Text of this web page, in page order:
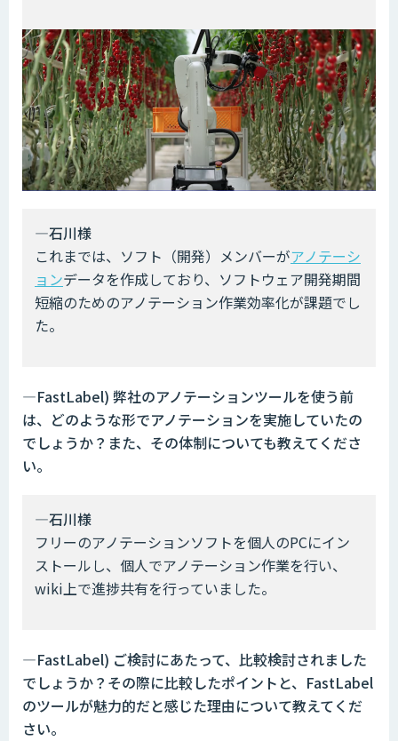
―石川様
これまでは、ソフト（開発）メンバーがアノテーシ
ョンデータを作成しており、ソフトウェア開発期間
短縮のためのアノテーション作業効率化が課題でし
た。
―FastLabel) 弊社のアノテーションツールを使う前
は、どのような形でアノテーションを実施していたの
でしょうか？また、その体制についても教えてくださ
い。
―石川様
フリーのアノテーションソフトを個人のPCにイン
ストールし、個人でアノテーション作業を行い、
wiki上で進捗共有を行っていました。
―FastLabel) ご検討にあたって、比較検討されました
でしょうか？その際に比較したポイントと、FastLabel
のツールが魅力的だと感じた理由について教えてくだ
さい。